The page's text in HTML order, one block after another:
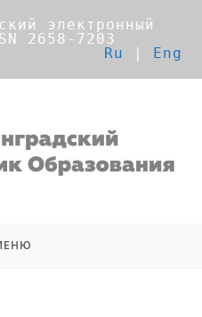
электронный
2658-7203
Ru | Eng